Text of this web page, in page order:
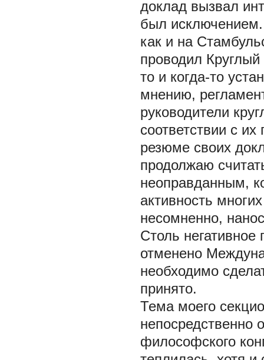
доклад вызвал
был
как и на
проводил
то и когда-то
мнению,
руководители
соответствии с
резюме своих
продолжаю
неоправданным,
активность
несомненно,
Столь
отменено
необходимо
принято.
Тема моего
непосредственно
философского